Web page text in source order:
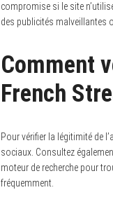
compromise si le site
des publicités malveillantes
Comment
French
Pour vérifier la légitimité de
sociaux. Consultez
moteur de recherche pour
fréquemment.